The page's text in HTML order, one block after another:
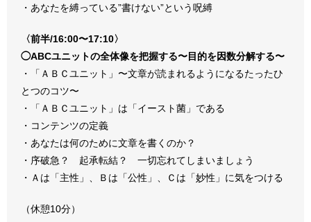
・あなたを縛っている”書けない”という呪縛
〈前半/16:00〜17:10〉
◯ABCユニットの全体像を把握する〜目的を因数分解する〜
・「ＡＢＣユニット」〜文章が読まれるようになるたったひ
とつのコツ〜
・「ＡＢＣユニット」は「イースト菌」である
・コンテンツの定義
・あなたは何のために文章を書くのか？
・序破急？ 起承転結？ 一切忘れてしまいましょう
・Ａは「主性」、Ｂは「公性」、Ｃは「妙性」に気をつける
（休憩10分）